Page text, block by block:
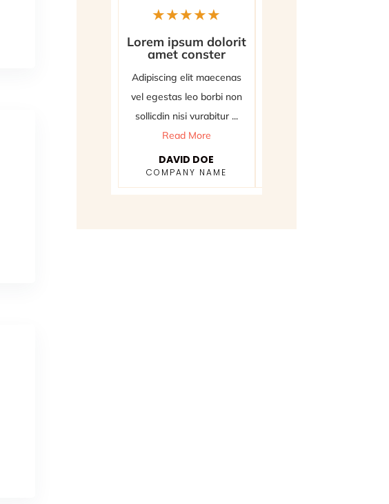
★★★★★
Lorem ipsum dolorit
amet conster
Adipiscing elit maecenas
vel egestas leo borbi non
sollicdin nisi vurabitur ...
Read More
DAVID DOE
COMPANY NAME